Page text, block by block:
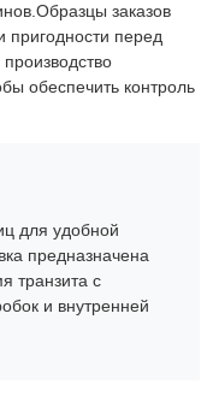
заказов
пригодности перед
обеспечить контроль
для удобной
предназначена
транзита с
и внутренней